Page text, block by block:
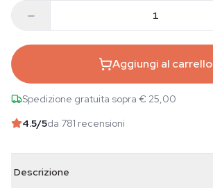
Aggiungi al carrello
Spedizione gratuita sopra € 25,00
4.5/5da 781 recensioni
Descrizione